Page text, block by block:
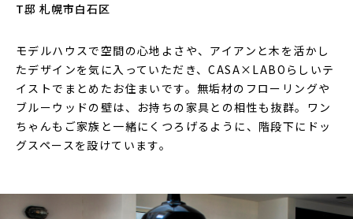
T邸 札幌市白石区
モデルハウスで空間の心地よさや、アイアンと木を活かし
たデザインを気に入っていただき、CASA×LABOらしいテ
イストでまとめたお住まいです。無垢材のフローリングや
ブルーウッドの壁は、お持ちの家具との相性も抜群。ワン
ちゃんもご家族と一緒にくつろげるように、階段下にドッ
グスペースを設けています。